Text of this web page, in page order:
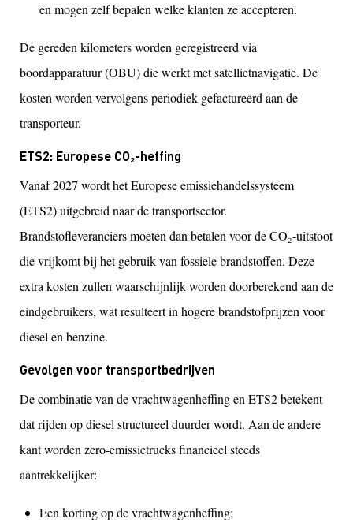
en mogen zelf bepalen welke klanten ze accepteren.
De gereden kilometers worden geregistreerd via
boordapparatuur (OBU) die werkt met satellietnavigatie. De
kosten worden vervolgens periodiek gefactureerd aan de
transporteur.
ETS2: Europese CO₂-heffing
Vanaf 2027 wordt het Europese emissiehandelssysteem
(ETS2) uitgebreid naar de transportsector.
Brandstofleveranciers moeten dan betalen voor de CO₂-uitstoot
die vrijkomt bij het gebruik van fossiele brandstoffen. Deze
extra kosten zullen waarschijnlijk worden doorberekend aan de
eindgebruikers, wat resulteert in hogere brandstofprijzen voor
diesel en benzine.
Gevolgen voor transportbedrijven
De combinatie van de vrachtwagenheffing en ETS2 betekent
dat rijden op diesel structureel duurder wordt. Aan de andere
kant worden zero-emissietrucks financieel steeds
aantrekkelijker:
Een korting op de vrachtwagenheffing;